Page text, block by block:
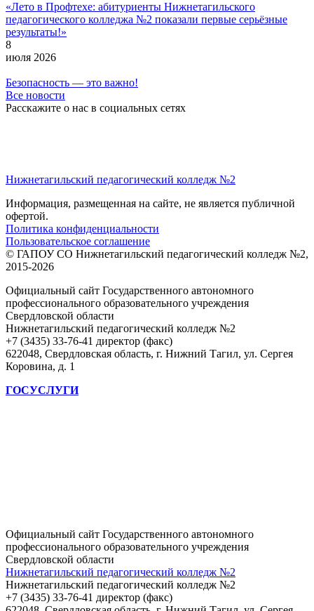
«Лето в Профтехе: абитуриенты Нижнетагильского
педагогического колледжа №2 показали первые серьёзные
результаты!»
8
июля 2026
Безопасность — это важно!
Все новости
Расскажите о нас в социальных сетях
Нижнетагильский педагогический колледж №2
Информация, размещенная на сайте, не является публичной
офертой.
Политика конфиденциальности
Пользовательское соглашение
© ГАПОУ СО Нижнетагильский педагогический колледж №2,
2015-2026
Официальный сайт Государственного автономного
профессионального образовательного учреждения
Свердловской области
Нижнетагильский педагогический колледж №2
+7 (3435) 33-76-41 директор (факс)
622048, Свердловская область, г. Нижний Тагил, ул. Сергея
Коровина, д. 1
ГОСУСЛУГИ
Официальный сайт Государственного автономного
профессионального образовательного учреждения
Свердловской области
Нижнетагильский педагогический колледж №2
Нижнетагильский педагогический колледж №2
+7 (3435) 33-76-41 директор (факс)